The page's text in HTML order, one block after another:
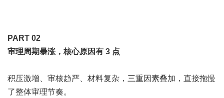
PART 02
审理周期暴涨，核心原因有 3 点
积压激增、审核趋严、材料复杂，三重因素叠加，直接拖慢
了整体审理节奏。